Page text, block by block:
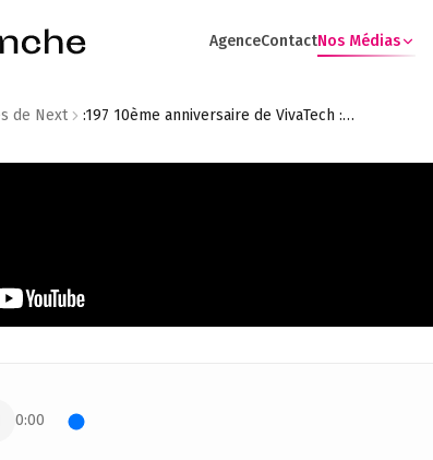
AgenceContactNos Médias
de Next :197 10ème anniversaire de VivaTech : toutes les nouveautés de l’édition 2026 ! - François Bitouzet
0:00